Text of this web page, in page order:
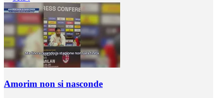
Amorim non si nasconde